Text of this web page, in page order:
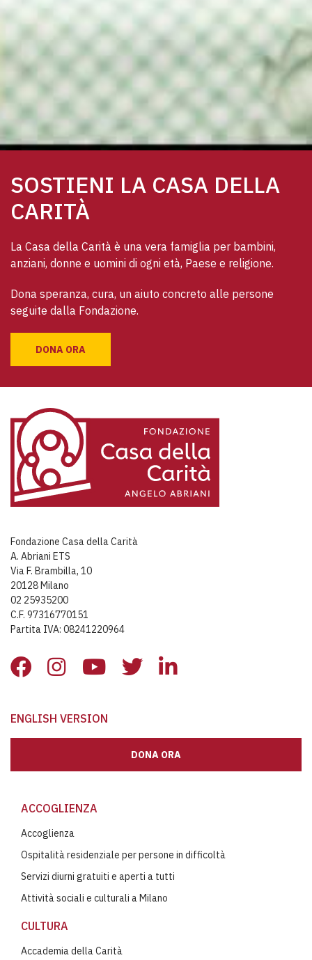
SOSTIENI LA CASA DELLA
CARITÀ
La Casa della Carità è una vera famiglia per bambini,
anziani, donne e uomini di ogni età, Paese e religione.
Dona speranza, cura, un aiuto concreto alle persone
seguite dalla Fondazione.
DONA ORA
Fondazione Casa della Carità
A. Abriani ETS
Via F. Brambilla, 10
20128 Milano
02 25935200
C.F. 97316770151
Partita IVA: 08241220964
ENGLISH VERSION
DONA ORA
ACCOGLIENZA
Accoglienza
Ospitalità residenziale per persone in difficoltà
Servizi diurni gratuiti e aperti a tutti
Attività sociali e culturali a Milano
CULTURA
Accademia della Carità